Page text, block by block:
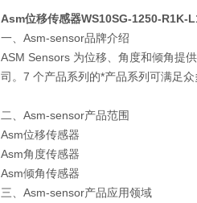
Asm位移传感器WS10SG-1250-R1K-
一、Asm-sensor品牌介绍
ASM Sensors 为位移、角度和倾角提
司。7 个产品系列的*产品系列可满足众
二、Asm-sensor产品范围
Asm位移传感器
Asm角度传感器
Asm倾角传感器
三、Asm-sensor产品应用领域